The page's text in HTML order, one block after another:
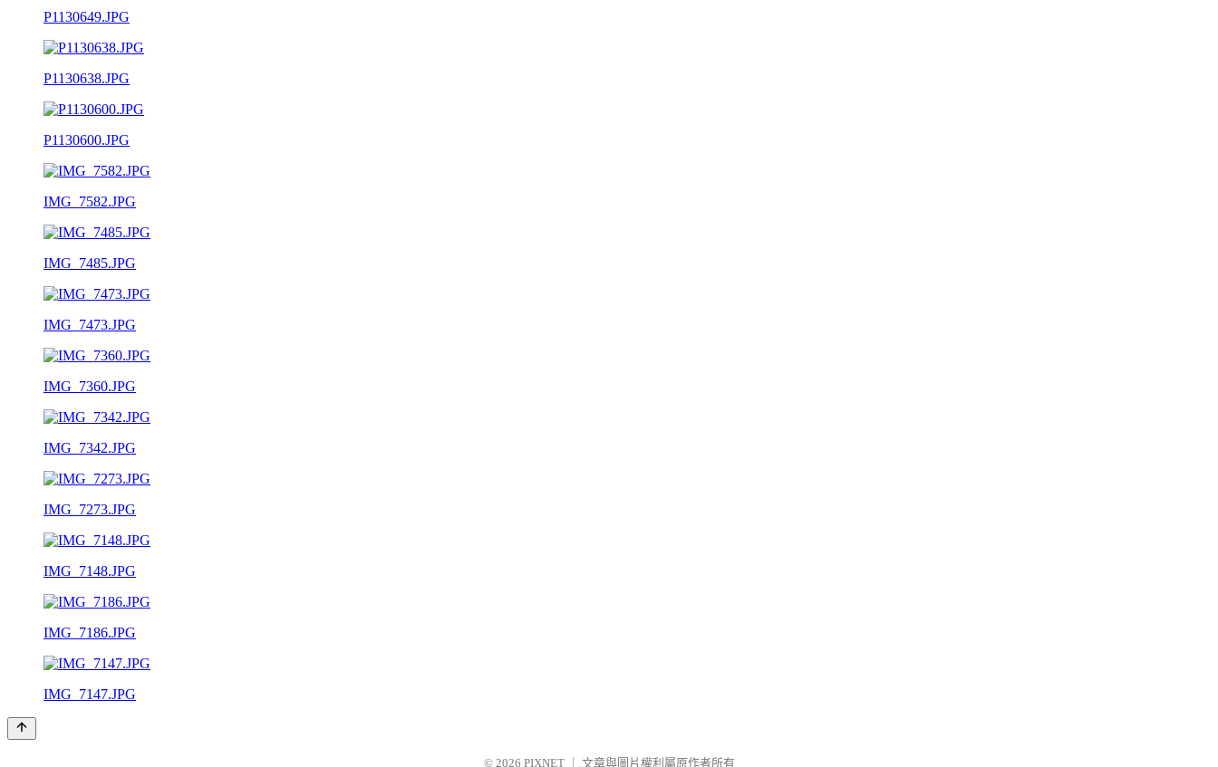
P1130649.JPG
P1130638.JPG
P1130600.JPG
IMG_7582.JPG
IMG_7485.JPG
IMG_7473.JPG
IMG_7360.JPG
IMG_7342.JPG
IMG_7273.JPG
IMG_7148.JPG
IMG_7186.JPG
IMG_7147.JPG
© 2026 PIXNET 文章與圖片權利屬原作者所有